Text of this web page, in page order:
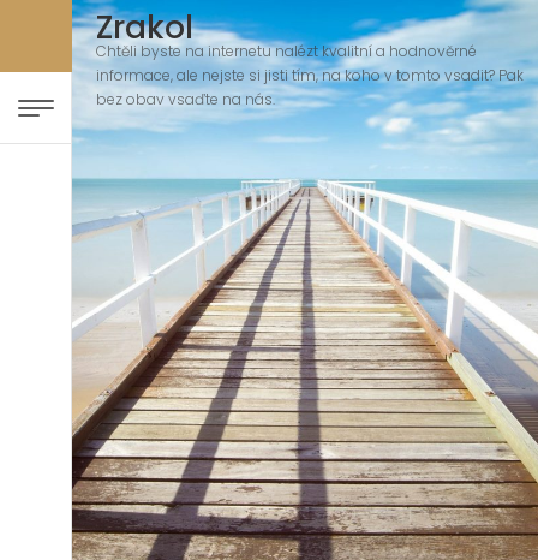
Zrakol
Chtěli byste na internetu nalézt kvalitní a hodnověrné
informace, ale nejste si jisti tím, na koho v tomto vsadit? Pak
bez obav vsaďte na nás.